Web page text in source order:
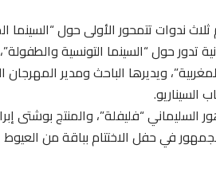
ندوات تتمحور الأولى حول “السينما
تدور حول “السينما التونسية
ويديرها الباحث ومدير المهرجان
السيناريو.
السليماني “فليفلة”، والمنتج بوشتى
في حفل الاختتام بباقة من العيوط